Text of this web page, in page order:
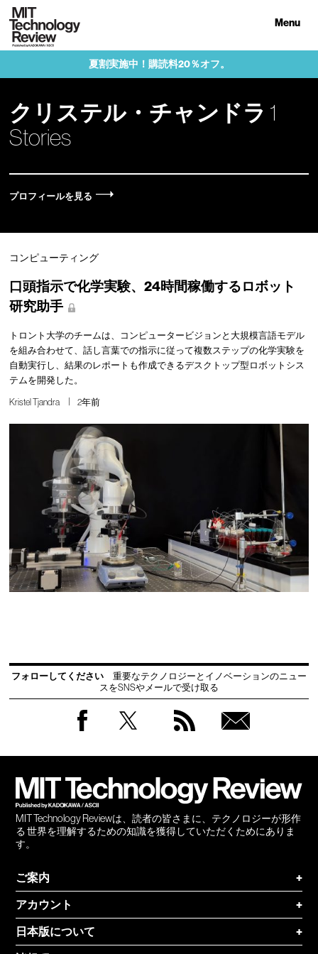
Menu
夏割実施中！購読料20％オフ。
クリステル・チャンドラ 1
Stories
プロフィールを見る
コンピューティング
口頭指示で化学実験、24時間稼働するロボット
研究助手
トロント大学のチームは、コンピュータービジョンと大規模言語モデル
を組み合わせて、話し言葉での指示に従って複数ステップの化学実験を
自動実行し、結果のレポートも作成できるデスクトップ型ロボットシス
テムを開発した。
Kristel Tjandra 2年前
フォローしてください
重要なテクノロジーとイノベーションのニュー
スをSNSやメールで受け取る
MIT Technology Reviewは、読者の皆さまに、テクノロジーが形作
る 世界を理解するための知識を獲得していただくためにありま
す。
ご案内
+
アカウント
+
日本版について
+